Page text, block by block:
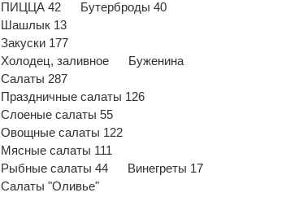
ПИЦЦА 42
Бутерброды 40
Шашлык 13
Закуски 177
Холодец, заливное
Буженина
Салаты 287
Праздничные салаты 126
Слоеные салаты 55
Овощные салаты 122
Мясные салаты 111
Рыбные салаты 44
Винегреты 17
Салаты "Оливье"